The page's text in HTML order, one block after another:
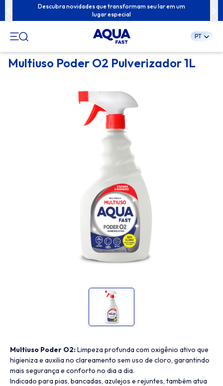
Pular
para
Descubra novidades que transformam seu lar em um
lugar especial
PT
Multiuso Poder O2 Pulverizador 1L
Multiuso Poder O2:Limpeza profunda com oxigênio ativo que
higieniza e auxilia no clareamento sem uso de cloro, garantindo
mais segurança e conforto no dia a dia.
Indicado para pias, bancadas, azulejos e rejuntes, também atua